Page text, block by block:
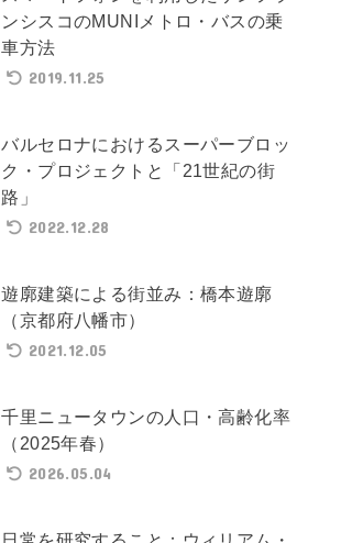
ンシスコのMUNIメトロ・バスの乗
車方法
2019.11.25
バルセロナにおけるスーパーブロッ
ク・プロジェクトと「21世紀の街
路」
2022.12.28
遊廓建築による街並み：橋本遊廓
（京都府八幡市）
2021.12.05
千里ニュータウンの人口・高齢化率
（2025年春）
2026.05.04